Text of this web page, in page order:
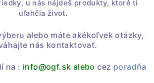
u nás nájdeš produkty, ktoré ti
uľahčia život.
alebo máte akékoľvek otázky,
nás kontaktovať.
na : info@ogf.sk alebo cez poradňa